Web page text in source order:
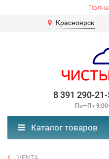
Красноярск
8 391 290-
Пн—Пт
Каталог товаров